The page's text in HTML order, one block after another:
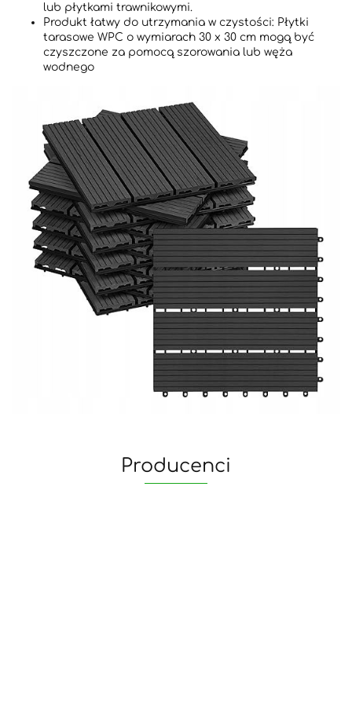
lub płytkami trawnikowymi.
Produkt łatwy do utrzymania w czystości: Płytki
tarasowe WPC o wymiarach 30 x 30 cm mogą być
czyszczone za pomocą szorowania lub węża
wodnego
Producenci